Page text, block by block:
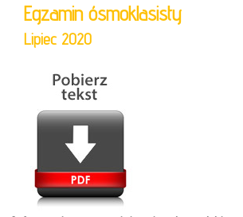
Egzamin ósmoklasisty
Lipiec 2020